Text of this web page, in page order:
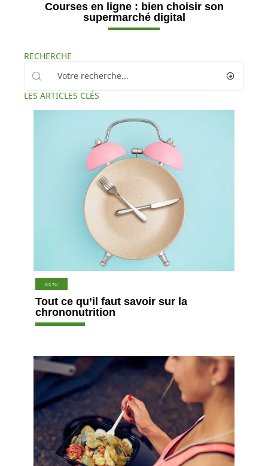
Courses en ligne : bien choisir son
supermarché digital
RECHERCHE
LES ARTICLES CLÉS
ACTU
Tout ce qu’il faut savoir sur la
chrononutrition